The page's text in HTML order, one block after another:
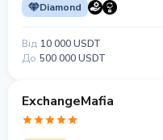
Diamond
Від 10 000 USDT
До 500 000 USDT
ExchangeMafia